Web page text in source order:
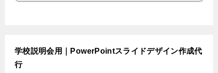
学校説明会用｜PowerPointスライドデザイン作成代
行